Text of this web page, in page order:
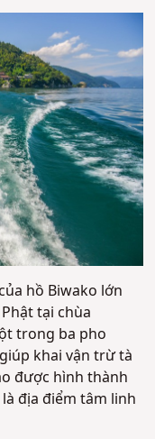
hồ Biwako lớn
tại chùa
trong ba pho
khai vận trừ tà
được hình thành
địa điểm tâm linh